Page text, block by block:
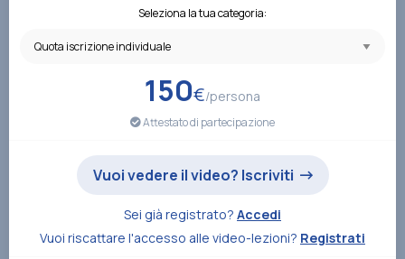
La Società
Contatti
Seleziona la tua categoria:
150€/persona
Attestato di partecipazione
Vuoi vedere il video? Iscriviti
Sei già registrato? Accedi
Vuoi riscattare l'accesso alle video-lezioni? Registrati